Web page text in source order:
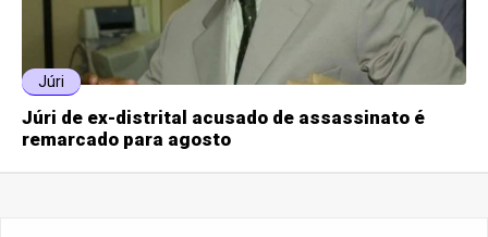
Júri
Júri de ex-distrital acusado de assassinato é
remarcado para agosto